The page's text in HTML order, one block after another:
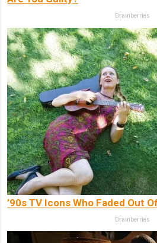
Brainberries
’90s TV Icons Who Faded Out
Brainberries